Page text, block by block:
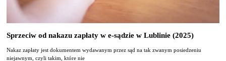
Sprzeciw od nakazu zapłaty w e-sądzie w Lublinie (2025)
Nakaz zapłaty jest dokumentem wydawanym przez sąd na tak zwanym posiedzeniu
niejawnym, czyli takim, które nie